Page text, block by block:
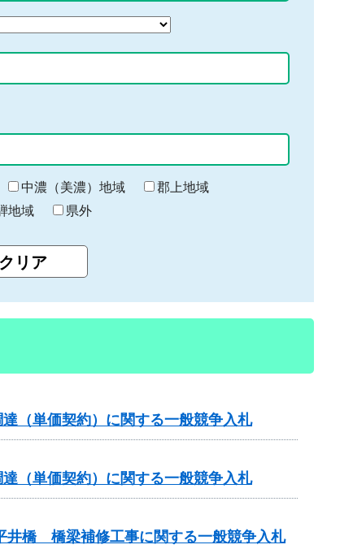
中濃（美濃）地域
郡上地域
地域 県外
（単価契約）に関する一般競争入札
（単価契約）に関する一般競争入札
井橋 橋梁補修工事に関する一般競争入札